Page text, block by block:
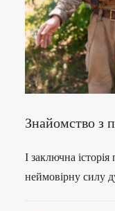
Знайомство з
І заключна
неймовірну силу